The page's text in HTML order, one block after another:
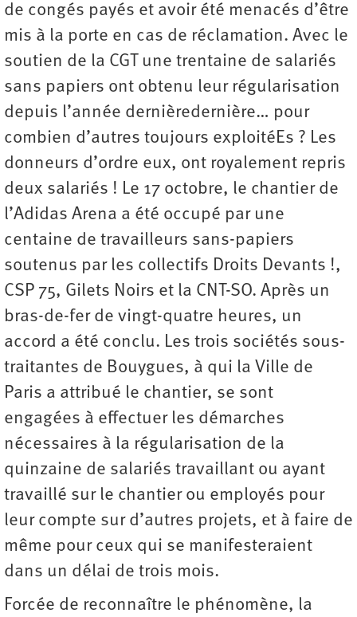
de congés payés et avoir été menacés d’être
mis à la porte en cas de réclamation. Avec le
soutien de la CGT une trentaine de salariés
sans papiers ont obtenu leur régularisation
depuis l’année dernièredernière… pour
combien d’autres toujours exploitéEs ? Les
donneurs d’ordre eux, ont royalement repris
deux salariés ! Le 17 octobre, le chantier de
l’Adidas Arena a été occupé par une
centaine de travailleurs sans-papiers
soutenus par les collectifs Droits Devants !,
CSP 75, Gilets Noirs et la CNT-SO. Après un
bras-de-fer de vingt-quatre heures, un
accord a été conclu. Les trois sociétés sous-
traitantes de Bouygues, à qui la Ville de
Paris a attribué le chantier, se sont
engagées à effectuer les démarches
nécessaires à la régularisation de la
quinzaine de salariés travaillant ou ayant
travaillé sur le chantier ou employés pour
leur compte sur d’autres projets, et à faire de
même pour ceux qui se manifesteraient
dans un délai de trois mois.
Forcée de reconnaître le phénomène, la